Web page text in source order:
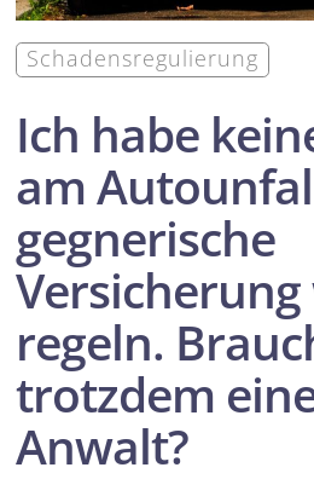
Schadensregulierung
Ich habe
am
gegnerische
regeln.
trotzdem
Anwalt?